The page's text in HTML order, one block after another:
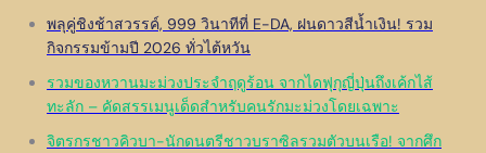
พลุคู่ชิงช้าสวรรค์, 999 วินาทีที่ E-DA, ฝนดาวสีน้ำเงิน! รวม
กิจกรรมข้ามปี 2026 ทั่วไต้หวัน
รวมของหวานมะม่วงประจำฤดูร้อน จากไดฟุกุญี่ปุ่นถึงเค้กไส้
ทะลัก – คัดสรรเมนูเด็ดสำหรับคนรักมะม่วงโดยเฉพาะ
จิตรกรชาวคิวบา-นักดนตรีชาวบราซิลรวมตัวบนเรือ! จากศึก